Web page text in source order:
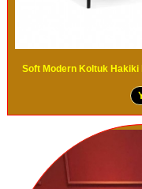
Soft Modern Koltuk Hakiki